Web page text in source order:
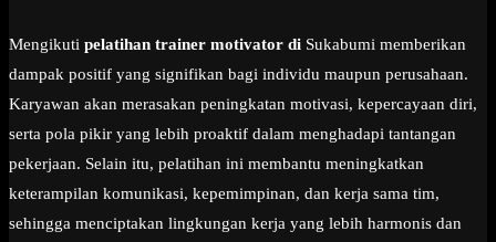
Mengikuti pelatihan trainer motivator di Sukabumi memberikan
dampak positif yang signifikan bagi individu maupun perusahaan.
Karyawan akan merasakan peningkatan motivasi, kepercayaan diri,
serta pola pikir yang lebih proaktif dalam menghadapi tantangan
pekerjaan. Selain itu, pelatihan ini membantu meningkatkan
keterampilan komunikasi, kepemimpinan, dan kerja sama tim,
sehingga menciptakan lingkungan kerja yang lebih harmonis dan